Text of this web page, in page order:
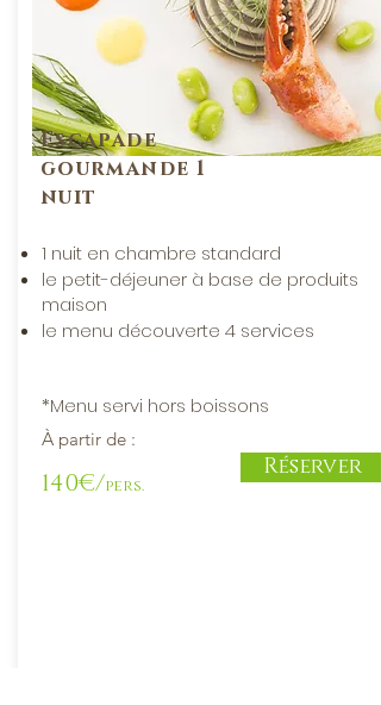
Escapade
gourmande 1
nuit
1 nuit en chambre standard
le petit-déjeuner à base de produits
maison
le menu découverte 4 services
*Menu servi hors boissons
À partir de :
140€/pers.
Réserver